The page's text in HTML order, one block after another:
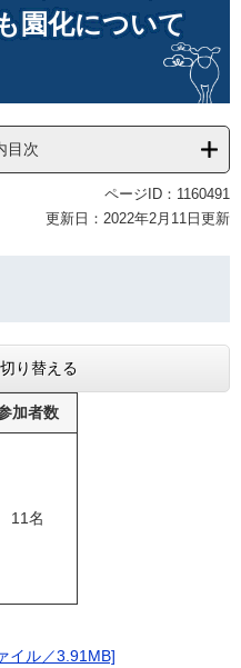
園化について
目次
ページID：1160491
更新日：2022年2月11日更新
り替える
加者数
11名
イル／3.91MB]